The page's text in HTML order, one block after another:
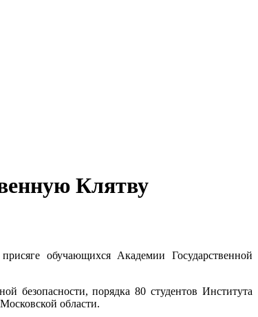
Клятву
обучающихся Академии Государственной
безопасности, порядка 80 студентов Института
области.